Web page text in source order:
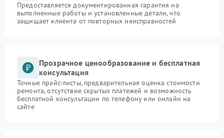
Предоставляется документированная гарантия на
выполненные работы и установленные детали, что
защищает клиента от повторных неисправностей
Прозрачное ценообразование и бесплатная
консультация
Точные прайс-листы, предварительная оценка стоимости
ремонта, отсутствие скрытых платежей и возможность
бесплатной консультации по телефону или онлайн на
сайте